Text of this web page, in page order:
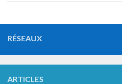
RÉSEAUX
ARTICLES